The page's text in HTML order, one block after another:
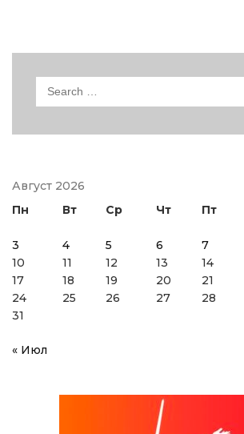
Search
Август 2026
Пн
Вт Ср Чт Пт
3
4 5 6 7
10
11 12 13 14
17
18 19 20 21
24
25 26 27 28
31
« Июл